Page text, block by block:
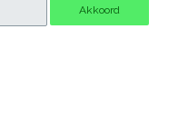
Akkoord